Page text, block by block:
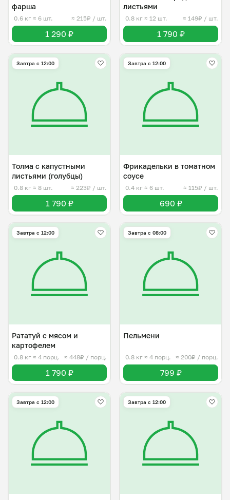
фарша
0.6 кг ≈ 6 шт. ≈ 215₽ / шт.
1 290 ₽
листьями
0.8 кг ≈ 12 шт. ≈ 149₽ / шт.
1 790 ₽
Завтра c 12:00
Толма с капустными
листьями (голубцы)
0.8 кг ≈ 8 шт. ≈ 223₽ / шт.
1 790 ₽
Завтра c 12:00
Фрикадельки в томатном
соусе
0.4 кг ≈ 6 шт. ≈ 115₽ / шт.
690 ₽
Завтра c 12:00
Рататуй с мясом и
картофелем
0.8 кг ≈ 4 порц. ≈ 448₽ / порц.
1 790 ₽
Завтра c 08:00
Пельмени
0.8 кг ≈ 4 порц. ≈ 200₽ / порц.
799 ₽
Завтра c 12:00 Завтра c 12:00